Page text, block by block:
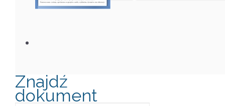
Znajdź
dokument